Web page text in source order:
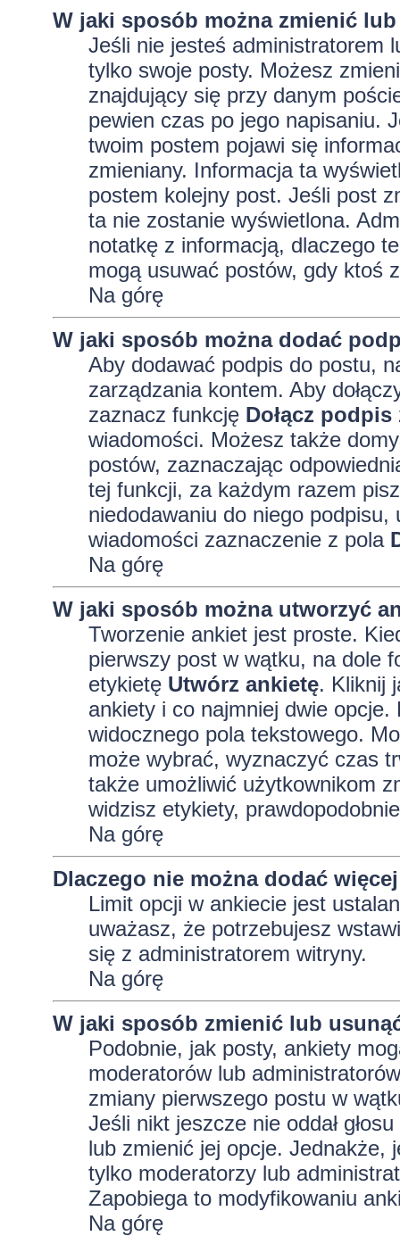
W jaki sposób można zmienić
Jeśli nie jesteś administratorem
tylko swoje posty. Możesz
znajdujący się przy danym
pewien czas po jego napisaniu.
twoim postem pojawi się
zmieniany. Informacja ta
postem kolejny post. Jeśli post
ta nie zostanie wyświetlona.
notatkę z informacją, dlaczego
mogą usuwać postów, gdy ktoś
Na górę
W jaki sposób można dodać
Aby dodawać podpis do postu,
zarządzania kontem. Aby
zaznacz funkcję Dołącz podpis
wiadomości. Możesz także
postów, zaznaczając
tej funkcji, za każdym razem
niedodawaniu do niego
wiadomości zaznaczenie z pola
Na górę
W jaki sposób można utworzyć
Tworzenie ankiet jest proste.
pierwszy post w wątku, na dole
etykietę Utwórz ankietę. Kliknij
ankiety i co najmniej dwie
widocznego pola tekstowego.
może wybrać, wyznaczyć czas
także umożliwić użytkownikom
widzisz etykiety,
Na górę
Dlaczego nie można dodać
Limit opcji w ankiecie jest
uważasz, że potrzebujesz
się z administratorem witryny.
Na górę
W jaki sposób zmienić lub
Podobnie, jak posty, ankiety
moderatorów lub
zmiany pierwszego postu w
Jeśli nikt jeszcze nie oddał
lub zmienić jej opcje. Jednakże,
tylko moderatorzy lub
Zapobiega to modyfikowaniu
Na górę